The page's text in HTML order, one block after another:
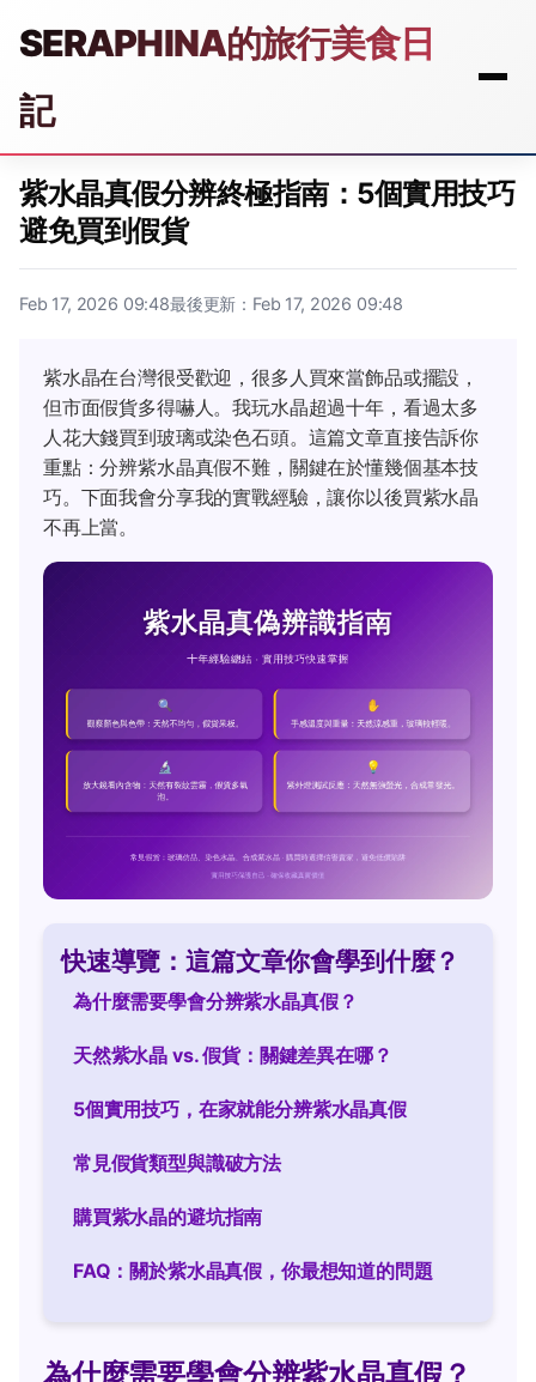
SERAPHINA的旅行美食日
記
紫水晶真假分辨終極指南：5個實用技巧
避免買到假貨
Feb 17, 2026 09:48最後更新：Feb 17, 2026 09:48
紫水晶在台灣很受歡迎，很多人買來當飾品或擺設，
但市面假貨多得嚇人。我玩水晶超過十年，看過太多
人花大錢買到玻璃或染色石頭。這篇文章直接告訴你
重點：分辨紫水晶真假不難，關鍵在於懂幾個基本技
巧。下面我會分享我的實戰經驗，讓你以後買紫水晶
不再上當。
快速導覽：這篇文章你會學到什麼？
為什麼需要學會分辨紫水晶真假？
天然紫水晶 vs. 假貨：關鍵差異在哪？
5個實用技巧，在家就能分辨紫水晶真假
常見假貨類型與識破方法
購買紫水晶的避坑指南
FAQ：關於紫水晶真假，你最想知道的問題
為什麼需要學會分辨紫水晶真假？